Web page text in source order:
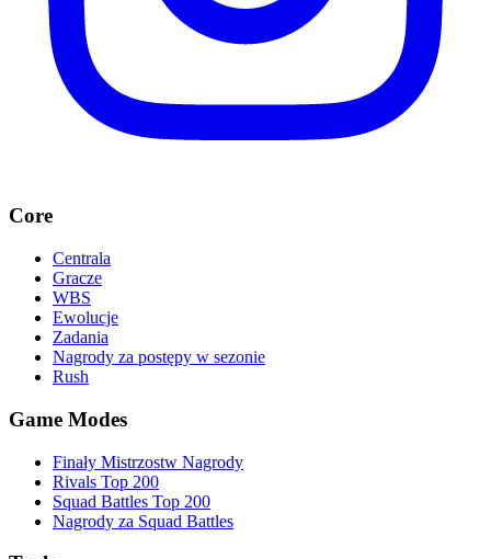
Core
Centrala
Gracze
WBS
Ewolucje
Zadania
Nagrody za postępy w sezonie
Rush
Game Modes
Finały Mistrzostw Nagrody
Rivals Top 200
Squad Battles Top 200
Nagrody za Squad Battles